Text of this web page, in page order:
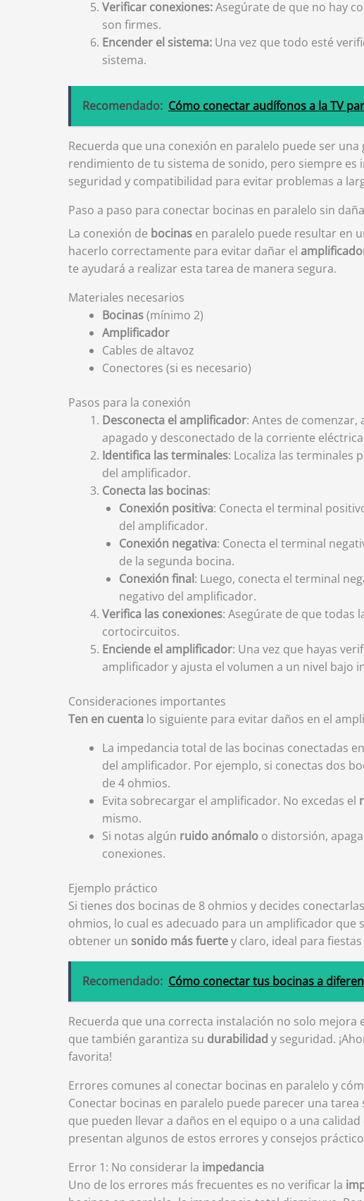
Verificar conexiones:Asegúrate de que no hay
son firmes.
Encender el sistema: Una vez que todo esté
sistema.
Recomendado: Cómo conectar audífonos a la TV
Recuerda que una conexión en paralelo puede ser
rendimiento de tu sistema de sonido, pero siempre
seguridad y compatibilidad para evitar problemas a
Paso a paso para conectar bocinas en paralelo sin
La conexión de bocinas en paralelo puede resultar en
hacerlo correctamente para evitar dañar el
te ayudará a realizar esta tarea de manera segura.
Materiales necesarios
Bocinas(mínimo 2)
Amplificador
Cables de altavoz
Conectores (si es necesario)
Pasos para la conexión
Desconecta el amplificador: Antes de
apagado y desconectado de la corriente
Identifica las terminales: Localiza las terminales
del amplificador.
Conecta las bocinas:
Conexión positiva: Conecta el terminal
del amplificador.
Conexión negativa: Conecta el terminal
de la segunda bocina.
Conexión final: Luego, conecta el terminal
negativo del amplificador.
Verifica las conexiones: Asegúrate de que todas
cortocircuitos.
Enciende el amplificador: Una vez que hayas
amplificador y ajusta el volumen a un nivel bajo
Consideraciones importantes
Ten en cuenta lo siguiente para evitar daños en el
La impedancia total de las bocinas conectadas
del amplificador. Por ejemplo, si conectas dos
de 4 ohmios.
Evita sobrecargar el amplificador. No excedas el
mismo.
Si notas algún ruido anómalo o distorsión,
conexiones.
Ejemplo práctico
Si tienes dos bocinas de 8 ohmios y decides
ohmios, lo cual es adecuado para un amplificador que
obtener un sonido más fuertey claro, ideal para
Recomendado: Cómo conectar tus bocinas a
Recuerda que una correcta instalación no solo
que también garantiza su durabilidad y seguridad.
favorita!
Errores comunes al conectar bocinas en paralelo y
Conectar bocinas en paralelo puede parecer una tarea
que pueden llevar a daños en el equipo o a una
presentan algunos de estos errores y consejos
Error 1: No considerar la impedancia
Uno de los errores más frecuentes es no verificar la